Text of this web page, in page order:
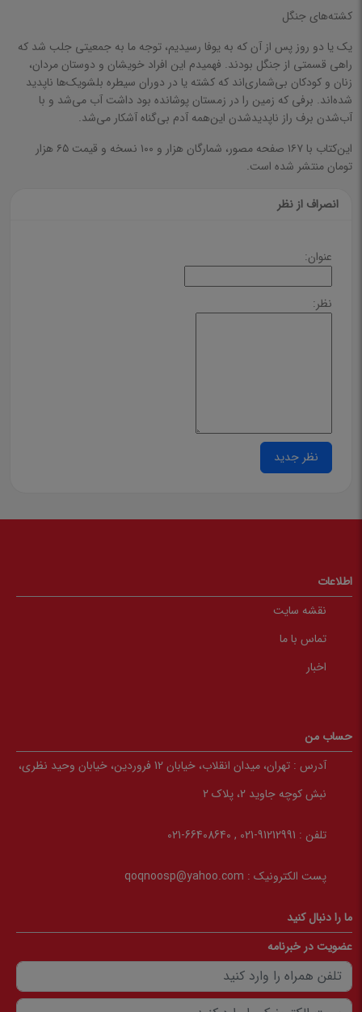
فیزیک و نجوم
جغرافیا اقلیم
زیست شناسی
علوم سیاسی
فرهنگ و هنر
کتب نفیس
مجموعه‌های ققنوس
مجموعه تاریخ جهان
صنایع دستی، توریسم و گردشگری
تقویم،سررسید و مناسبت‌ها
عرفان شرقی
فلسفه و منطق
فلسفه شرقی
فلسفه غربی
کشته‌های جنگل
یک یا دو روز پس از آن که به یوفا رسیدیم، توجه ما به جمعیتی جلب شد که
راهی قسمتی از جنگل بودند. فهمیدم این افراد خویشان و دوستان مردان،
زنان و کودکان بی‌شماری‌اند که کشته یا در دوران سیطره بلشویک‌ها ناپدید
شده‌اند. برفی که زمین را در زمستان پوشانده بود داشت آب می‌شد و با
آب‌شدن برف راز ناپدیدشدن این‌همه آدم بی‌گناه آشکار می‌شد.
این‌کتاب با ۱۶۷ صفحه مصور، شمارگان هزار و ۱۰۰ نسخه و قیمت ۶۵ هزار
تومان منتشر شده است.
انصراف از نظر
عنوان:
نظر:
اطلاعات
نقشه سایت
تماس با ما
اخبار
حساب من
آدرس :
تهران، میدان انقلاب، خیابان 12 فروردین، خیابان وحید نظری،
نبش کوچه جاوید 2، پلاک 2
تلفن : 91212991-021 , 66408640-021
پست الکترونیک : qoqnoosp@yahoo.com
ما را دنبال کنید
عضویت در خبرنامه